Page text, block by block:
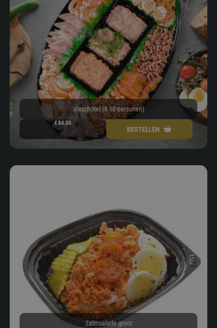
Visschotel (8-10 personen)
€84.00
BESTELLEN
Zalmsalade groot